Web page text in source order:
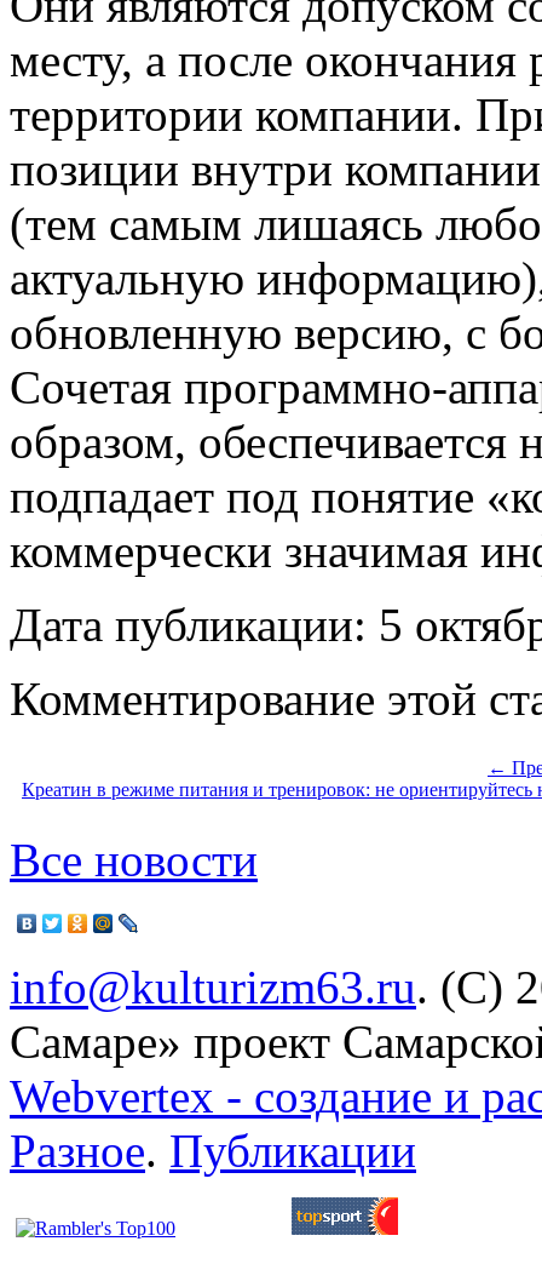
месту, а после окончания
территории компании.
позиции внутри
(тем самым лишаясь
актуальную
обновленную версию, с
Сочетая программно-
образом, обеспечивается
подпадает под понятие
коммерчески значимая
Дата публикации: 5
Комментирование этой
←
Креатин в режиме питания и тренировок: не
Все новости
info@kulturizm63.ru. (C)
Самаре» проект
Webvertex - создание и
Разное. Публикации